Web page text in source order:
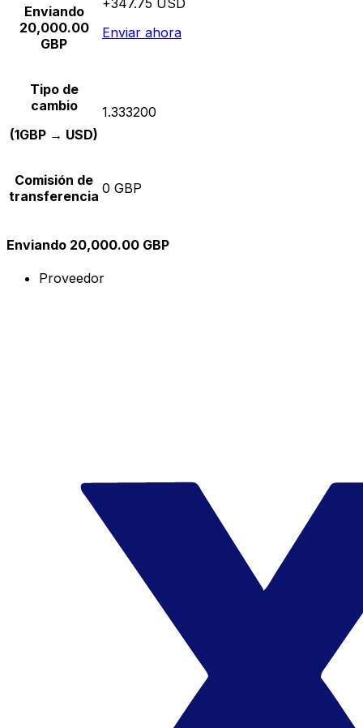
Enviando
20,000.00
GBP
Enviar ahora
Tipo de
cambio
(1GBP → USD)
1.333200
Comisión de
transferencia 0 GBP
Enviando 20,000.00 GBP
Proveedor